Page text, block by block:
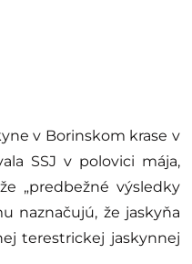
v Borinskom krase v
SSJ v polovici mája,
„predbežné výsledky
naznačujú, že jaskyňa
terestrickej jaskynnej